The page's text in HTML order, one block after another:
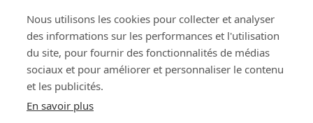
Nous utilisons les cookies pour collecter et analyser
des informations sur les performances et l'utilisation
du site, pour fournir des fonctionnalités de médias
sociaux et pour améliorer et personnaliser le contenu
et les publicités.
En savoir plus